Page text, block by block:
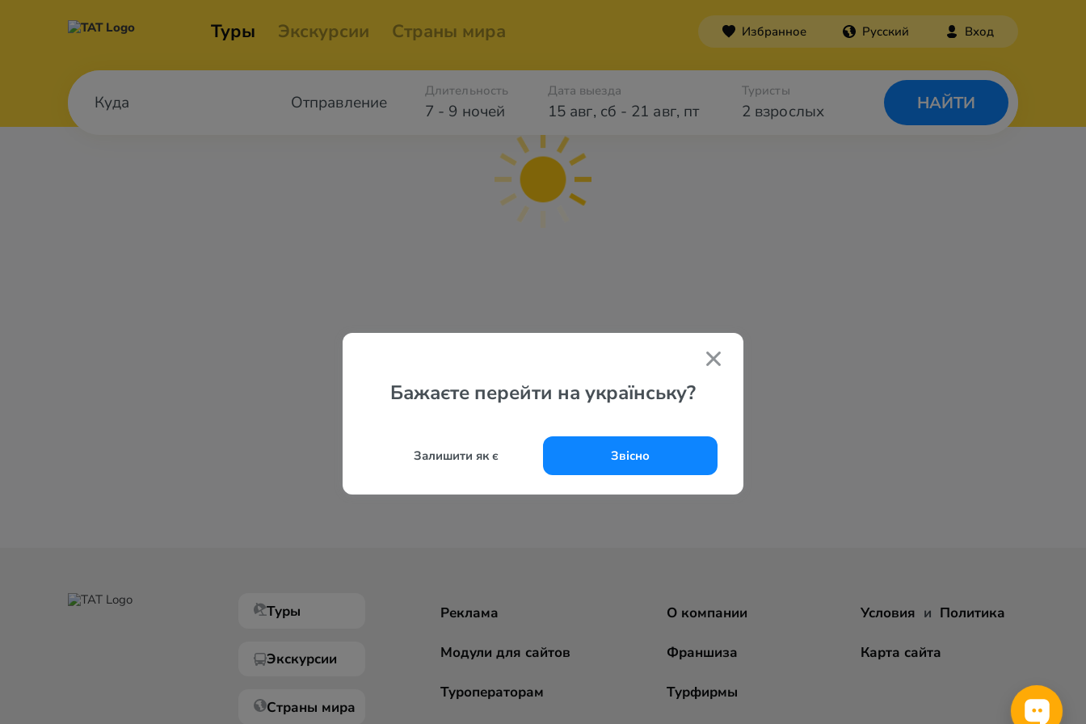
Туры Экскурсии Страны мира Избранное Русский Вход
Отправление 7 - 9 ночей
Длительность Дата выезда
15 авг, сб - 21 авг, пт 2 взрослых
Туристы
НАЙТИ
Бажаєте перейти на українську?
Залишити як є Звісно
Туры
Экскурсии
Страны мира
Реклама
Модули для сайтов
Туроператорам
О компании
Франшиза
Турфирмы
Условия и Политика
Карта сайта